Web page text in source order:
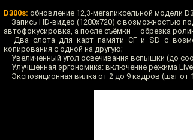
D300s: обновление 12,3-мегапиксельной модели
— Запись HD-видео (1280х720) с возможностью
автофокусировка, а после съёмки — обрезка
— Два слота для карт памяти CF и SD с
копирования с одной на другую;
— Увеличенный угол освечивания вспышки (до
— Улучшенная эргономика: включение режима
— Экспозиционная вилка от 2 до 9 кадров (шаг от